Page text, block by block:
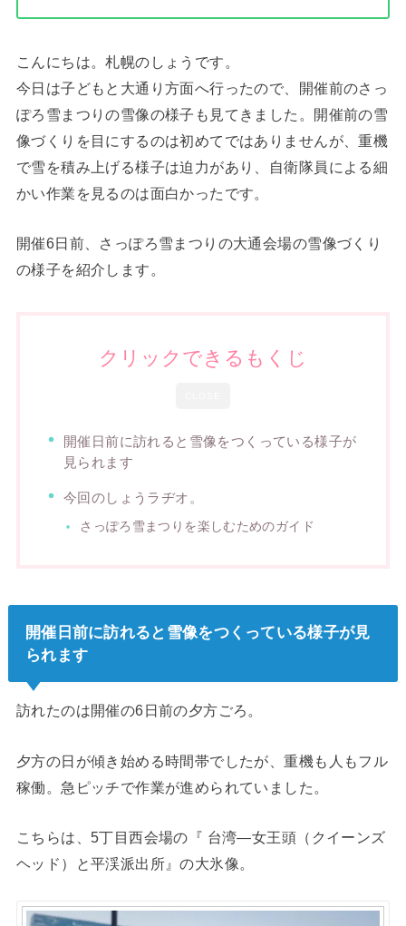
こんにちは。札幌のしょうです。
今日は子どもと大通り方面へ行ったので、開催前のさっ
ぽろ雪まつりの雪像の様子も見てきました。開催前の雪
像づくりを目にするのは初めてではありませんが、重機
で雪を積み上げる様子は迫力があり、自衛隊員による細
かい作業を見るのは面白かったです。
開催6日前、さっぽろ雪まつりの大通会場の雪像づくり
の様子を紹介します。
クリックできるもくじ
開催日前に訪れると雪像をつくっている様子が
見られます
今回のしょうラヂオ。
さっぽろ雪まつりを楽しむためのガイド
開催日前に訪れると雪像をつくっている様子が見
られます
訪れたのは開催の6日前の夕方ごろ。
夕方の日が傾き始める時間帯でしたが、重機も人もフル
稼働。急ピッチで作業が進められていました。
こちらは、5丁目西会場の『 台湾―女王頭（クイーンズ
ヘッド）と平渓派出所』の大氷像。